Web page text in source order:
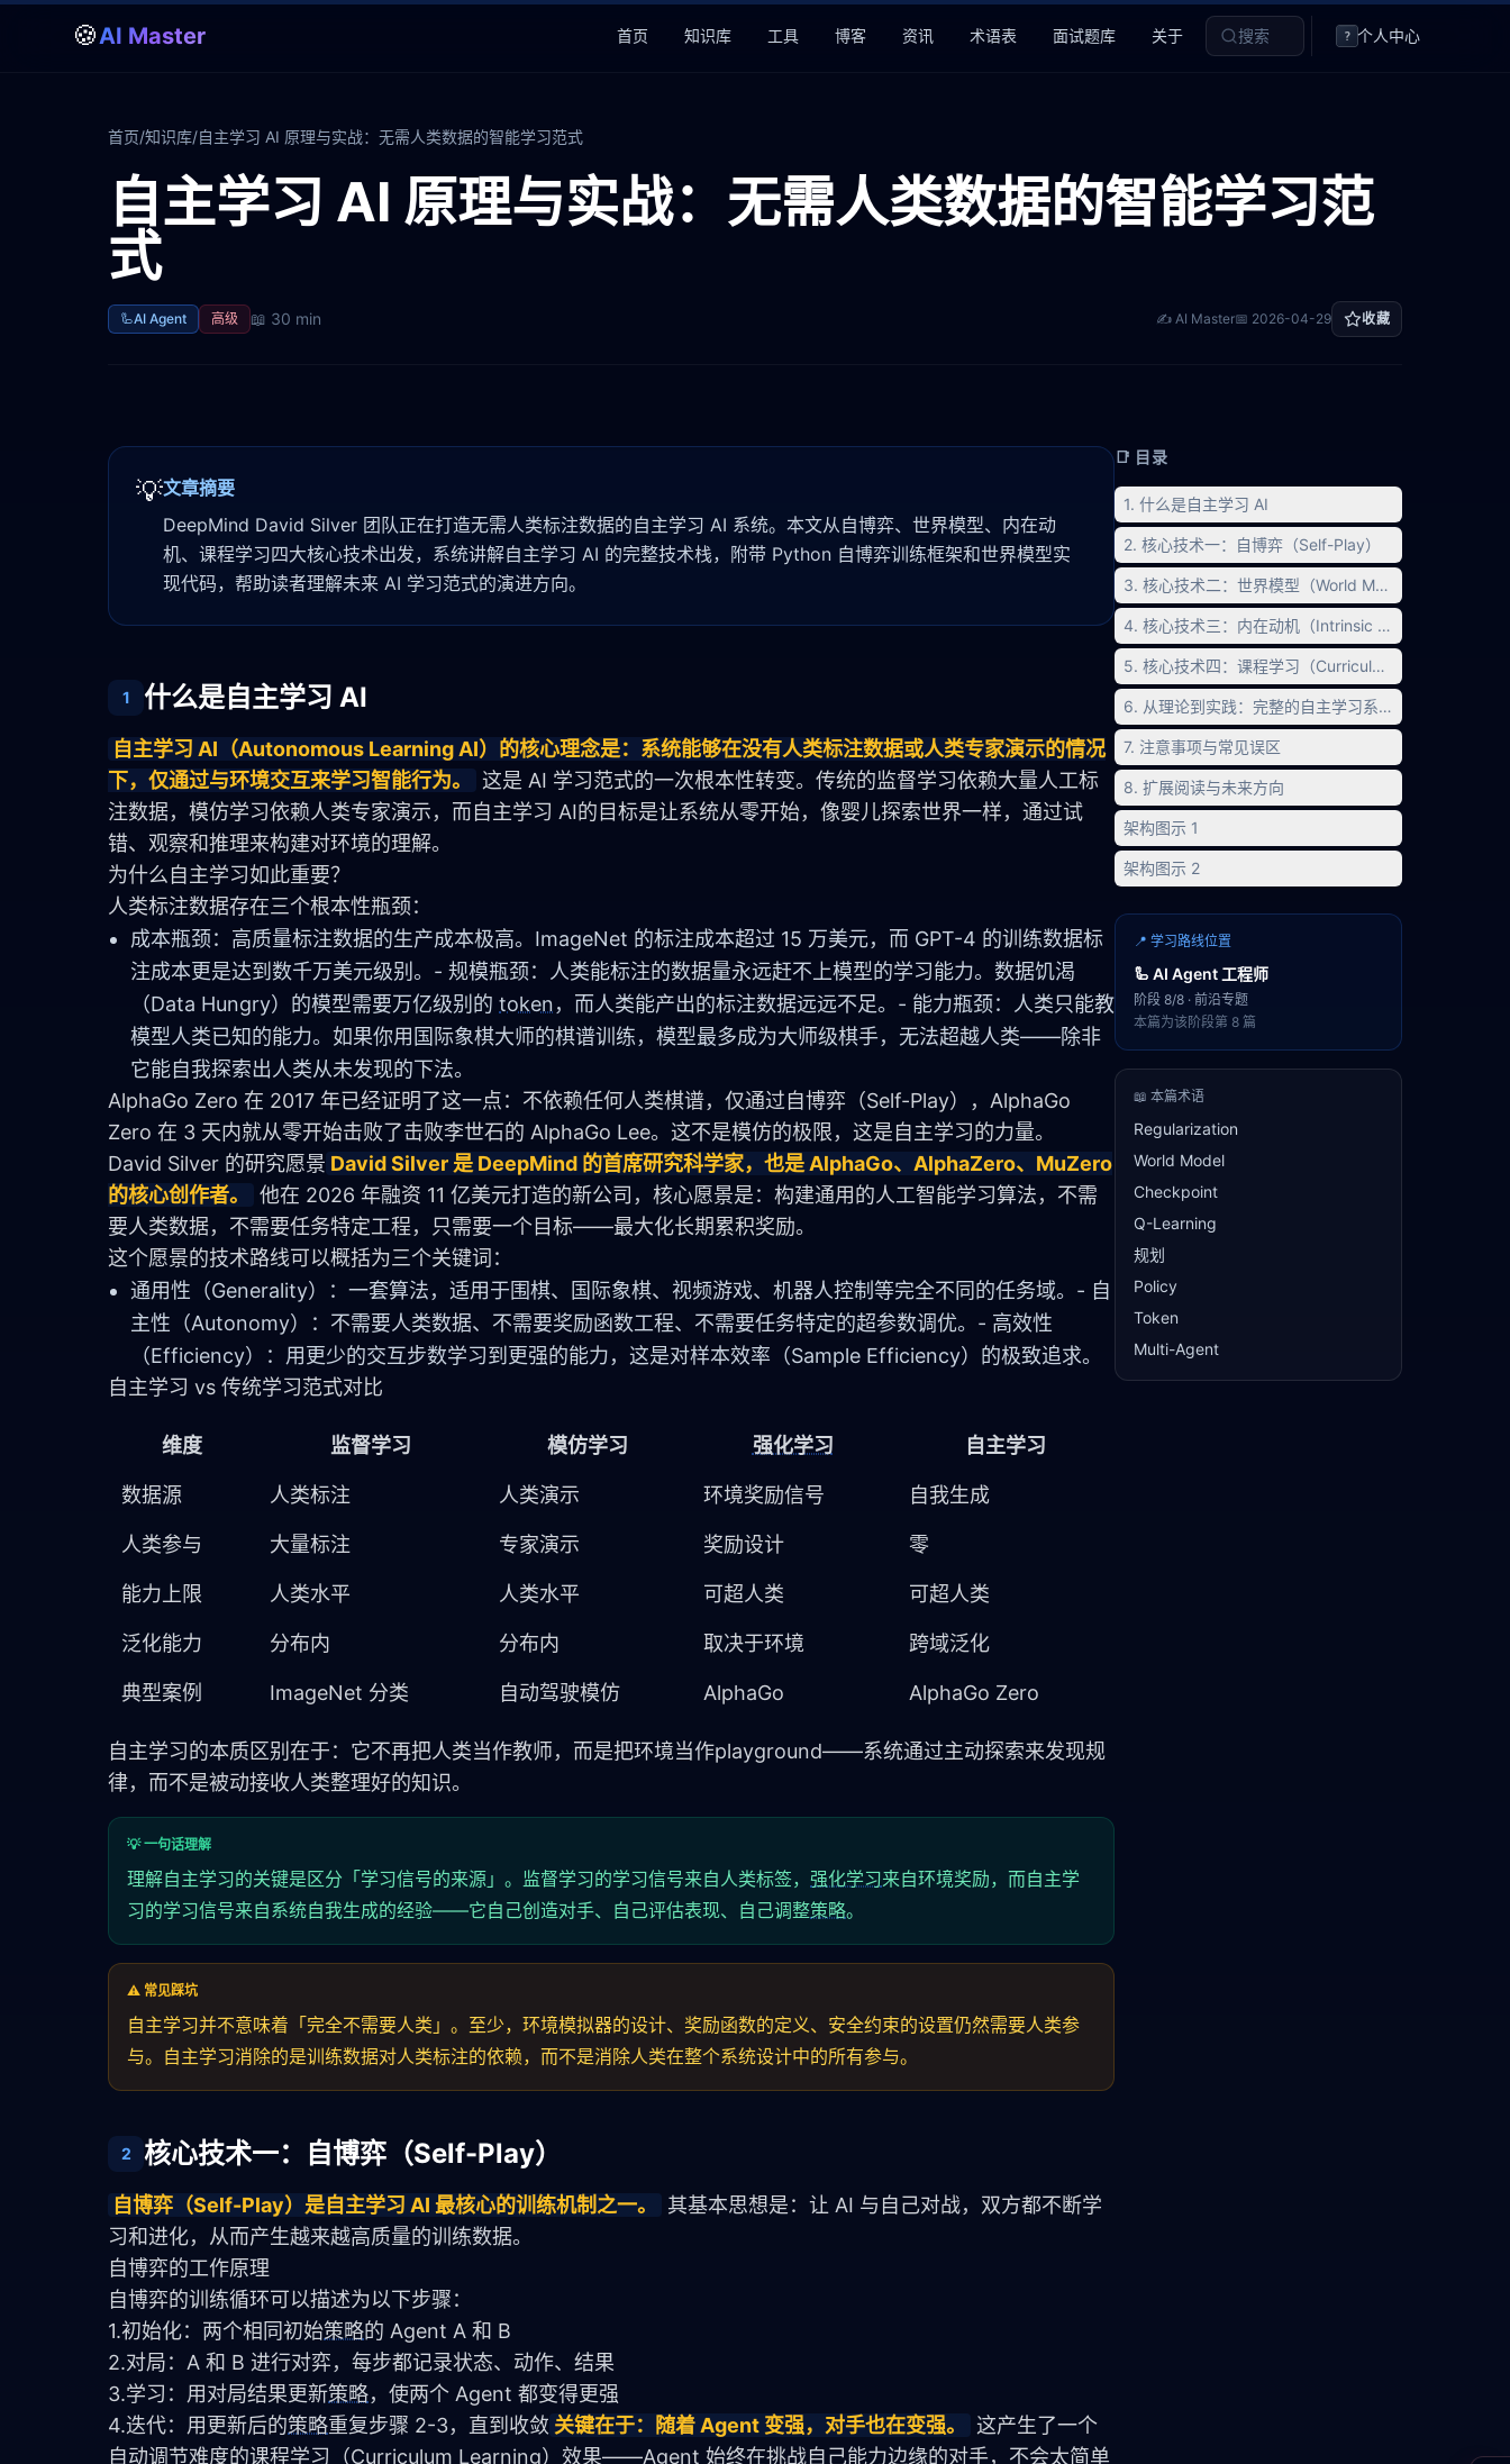
🍪AI Master 首页 知识库 工具 博客 资讯 术语表 面试题库 关于 搜索 ? 个人中心
首页/知识库/自主学习 AI 原理与实战：无需人类数据的智能学习范式
自主学习 AI 原理与实战：无需人类数据的智能学习范
式
🦾AI Agent 高级 📖 30 min ✍️ AI Master📅 2026-04-29 收藏
💡文章摘要
DeepMind David Silver 团队正在打造无需人类标注数据的自主学习 AI 系统。本文从自博弈、世界模型、内在动
机、课程学习四大核心技术出发，系统讲解自主学习 AI 的完整技术栈，附带 Python 自博弈训练框架和世界模型实
现代码，帮助读者理解未来 AI 学习范式的演进方向。
1 什么是自主学习 AI
自主学习 AI（Autonomous Learning AI）的核心理念是：系统能够在没有人类标注数据或人类专家演示的情况
下，仅通过与环境交互来学习智能行为。
这是 AI 学习范式的一次根本性转变。传统的监督学习依赖大量人工标
注数据，模仿学习依赖人类专家演示，而自主学习 AI的目标是让系统从零开始，像婴儿探索世界一样，通过试
错、观察和推理来构建对环境的理解。
为什么自主学习如此重要？
人类标注数据存在三个根本性瓶颈：
成本瓶颈：高质量标注数据的生产成本极高。ImageNet 的标注成本超过 15 万美元，而 GPT-4 的训练数据标
注成本更是达到数千万美元级别。- 规模瓶颈：人类能标注的数据量永远赶不上模型的学习能力。数据饥渴
（Data Hungry）的模型需要万亿级别的 token，而人类能产出的标注数据远远不足。- 能力瓶颈：人类只能教
模型人类已知的能力。如果你用国际象棋大师的棋谱训练，模型最多成为大师级棋手，无法超越人类——除非
它能自我探索出人类从未发现的下法。
AlphaGo Zero 在 2017 年已经证明了这一点：不依赖任何人类棋谱，仅通过自博弈（Self-Play），AlphaGo
Zero 在 3 天内就从零开始击败了击败李世石的 AlphaGo Lee。这不是模仿的极限，这是自主学习的力量。
David Silver 的研究愿景 David Silver 是 DeepMind 的首席研究科学家，也是 AlphaGo、AlphaZero、MuZero
的核心创作者。
他在 2026 年融资 11 亿美元打造的新公司，核心愿景是：构建通用的人工智能学习算法，不需
要人类数据，不需要任务特定工程，只需要一个目标——最大化长期累积奖励。
这个愿景的技术路线可以概括为三个关键词：
通用性（Generality）：一套算法，适用于围棋、国际象棋、视频游戏、机器人控制等完全不同的任务域。- 自
主性（Autonomy）：不需要人类数据、不需要奖励函数工程、不需要任务特定的超参数调优。- 高效性
（Efficiency）：用更少的交互步数学习到更强的能力，这是对样本效率（Sample Efficiency）的极致追求。
自主学习 vs 传统学习范式对比
维度 监督学习 模仿学习 强化学习 自主学习
数据源 人类标注 人类演示 环境奖励信号 自我生成
人类参与 大量标注 专家演示 奖励设计 零
能力上限 人类水平 人类水平 可超人类 可超人类
泛化能力 分布内 分布内 取决于环境 跨域泛化
典型案例 ImageNet 分类 自动驾驶模仿 AlphaGo AlphaGo Zero
自主学习的本质区别在于：它不再把人类当作教师，而是把环境当作playground——系统通过主动探索来发现规
律，而不是被动接收人类整理好的知识。
💡 一句话理解
理解自主学习的关键是区分「学习信号的来源」。监督学习的学习信号来自人类标签， 强化学习来自环境奖励，而自主学
习的学习信号来自系统自我生成的经验——它自己创造对手、自己评估表现、自己调整策略。
⚠️ 常见踩坑
自主学习并不意味着「完全不需要人类」。至少，环境模拟器的设计、奖励函数的定义、安全约束的设置仍然需要人类参
与。自主学习消除的是训练数据对人类标注的依赖，而不是消除人类在整个系统设计中的所有参与。
2 核心技术一：自博弈（Self-Play）
自博弈（Self-Play）是自主学习 AI 最核心的训练机制之一。
其基本思想是：让 AI 与自己对战，双方都不断学
习和进化，从而产生越来越高质量的训练数据。
自博弈的工作原理
自博弈的训练循环可以描述为以下步骤：
1.初始化：两个相同初始策略的 Agent A 和 B
2.对局：A 和 B 进行对弈，每步都记录状态、动作、结果
3.学习：用对局结果更新策略，使两个 Agent 都变得更强
4.迭代：用更新后的策略重复步骤 2-3，直到收敛 关键在于：随着 Agent 变强，对手也在变强。
这产生了一个
自动调节难度的课程学习（Curriculum Learning）效果——Agent 始终在挑战自己能力边缘的对手，不会太简单
📑 目录
1. 什么是自主学习 AI
2. 核心技术一：自博弈（Self-Play）
3. 核心技术二：世界模型（World Models）
4. 核心技术三：内在动机（Intrinsic Motivation）
5. 核心技术四：课程学习（Curriculum Learning）
6. 从理论到实践：完整的自主学习系统实现
7. 注意事项与常见误区
8. 扩展阅读与未来方向
架构图示 1
架构图示 2
📍 学习路线位置
🦾 AI Agent 工程师
阶段 8/8 · 前沿专题
本篇为该阶段第 8 篇
📖 本篇术语
Regularization
World Model
Checkpoint
Q-Learning
规划
Policy
Token
Multi-Agent